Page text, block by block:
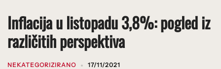
Inflacija u listopadu 3,8%: pogled iz
različitih perspektiva
NEKATEGORIZIRANO 17/11/2021